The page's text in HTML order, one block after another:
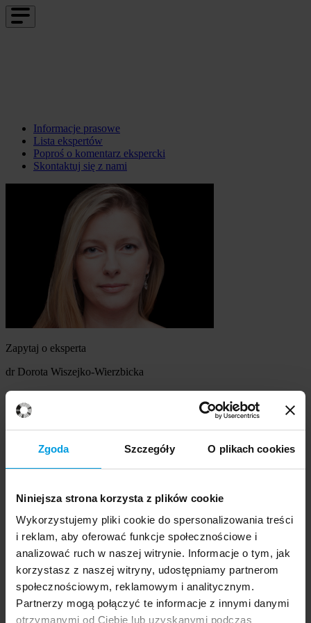
Zgoda Szczegóły O plikach cookies
Niniejsza strona korzysta z plików cookie
Wykorzystujemy pliki cookie do spersonalizowania treści
i reklam, aby oferować funkcje społecznościowe i
analizować ruch w naszej witrynie. Informacje o tym, jak
korzystasz z naszej witryny, udostępniamy partnerom
społecznościowym, reklamowym i analitycznym.
Partnerzy mogą połączyć te informacje z innymi danymi
otrzymanymi od Ciebie lub uzyskanymi podczas
Informacje prasowe
Lista ekspertów
Poproś o komentarz ekspercki
Skontaktuj się z nami
Zapytaj o eksperta
dr Dorota Wiszejko-Wierzbicka
Szukasz eksperta
Wybierz temat
Ekspert
udzielenie wywiadu
komentarz do artykułu
udział w audycji radiowej na żywo
udział w nagraniu audycji radiowej
udział w audycji telewizyjnej na żywo
udział w nagraniu audycji telewizyjnej
Inne
Opisz temat zapytania
Prosimy opisać problem, zjawisko czy
wydarzenie, które będą przedmiotem komentarza eksperta: